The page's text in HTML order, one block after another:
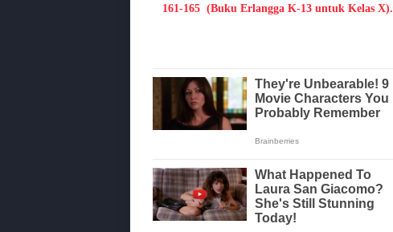
161-165 (Buku Erlangga K-13 untuk Kelas X).